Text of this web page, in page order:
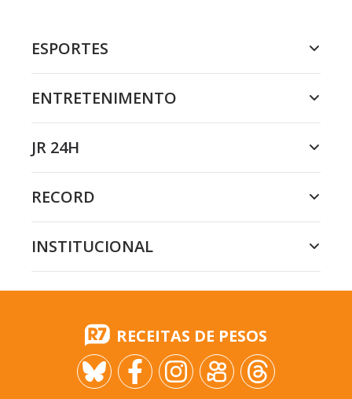
ESPORTES
ENTRETENIMENTO
JR 24H
RECORD
INSTITUCIONAL
RECEITAS DE PESOS